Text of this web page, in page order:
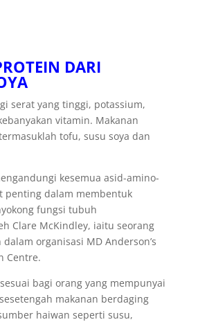
DARI
serat yang tinggi, potassium,
vitamin. Makanan
tofu, susu soya dan
kesemua asid-amino-
penting dalam membentuk
fungsi tubuh
Clare McKindley, iaitu seorang
dalam organisasi MD Anderson’s
Centre.
bagi orang yang mempunyai
makanan berdaging
haiwan seperti susu,